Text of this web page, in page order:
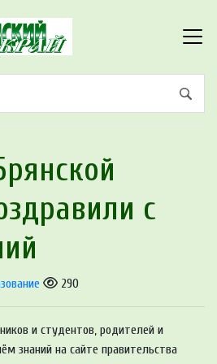
с
290
и студентов, родителей и
знаний на сайте правительства